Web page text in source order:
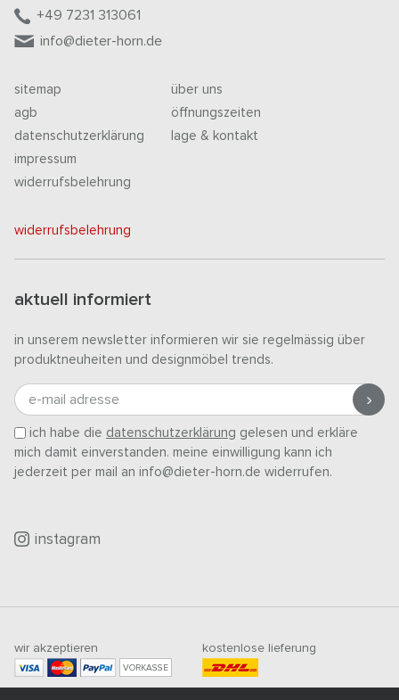
+49 7231 313061
info@dieter-horn.de
sitemap
agb
datenschutzerklärung
impressum
widerrufsbelehrung
über uns
öffnungszeiten
lage & kontakt
widerrufsbelehrung
aktuell informiert
in unserem newsletter informieren wir sie regelmässig über
produktneuheiten und designmöbel trends.
e-mail adresse
ich habe die datenschutzerklärung gelesen und erkläre
mich damit einverstanden. meine einwilligung kann ich
jederzeit per mail an info@dieter-horn.de widerrufen.
instagram
wir akzeptieren
VORKASSE
kostenlose lieferung
mindestbestellwert